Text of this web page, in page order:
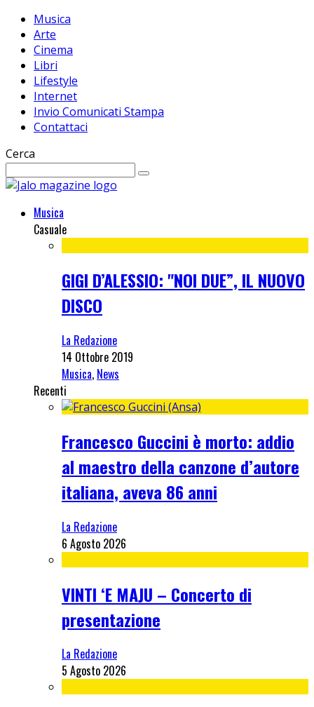
Musica
Arte
Cinema
Libri
Lifestyle
Internet
Invio Comunicati Stampa
Contattaci
Cerca
Musica
Casuale
GIGI D’ALESSIO: "NOI DUE”, IL NUOVO
DISCO
La Redazione
14 Ottobre 2019
Musica, News
Recenti
Francesco Guccini è morto: addio
al maestro della canzone d’autore
italiana, aveva 86 anni
La Redazione
6 Agosto 2026
VINTI ‘E MAJU – Concerto di
presentazione
La Redazione
5 Agosto 2026